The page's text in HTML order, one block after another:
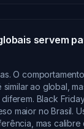
servem
O
similar ao global,
Black
maior no Brasil.
mas calibre